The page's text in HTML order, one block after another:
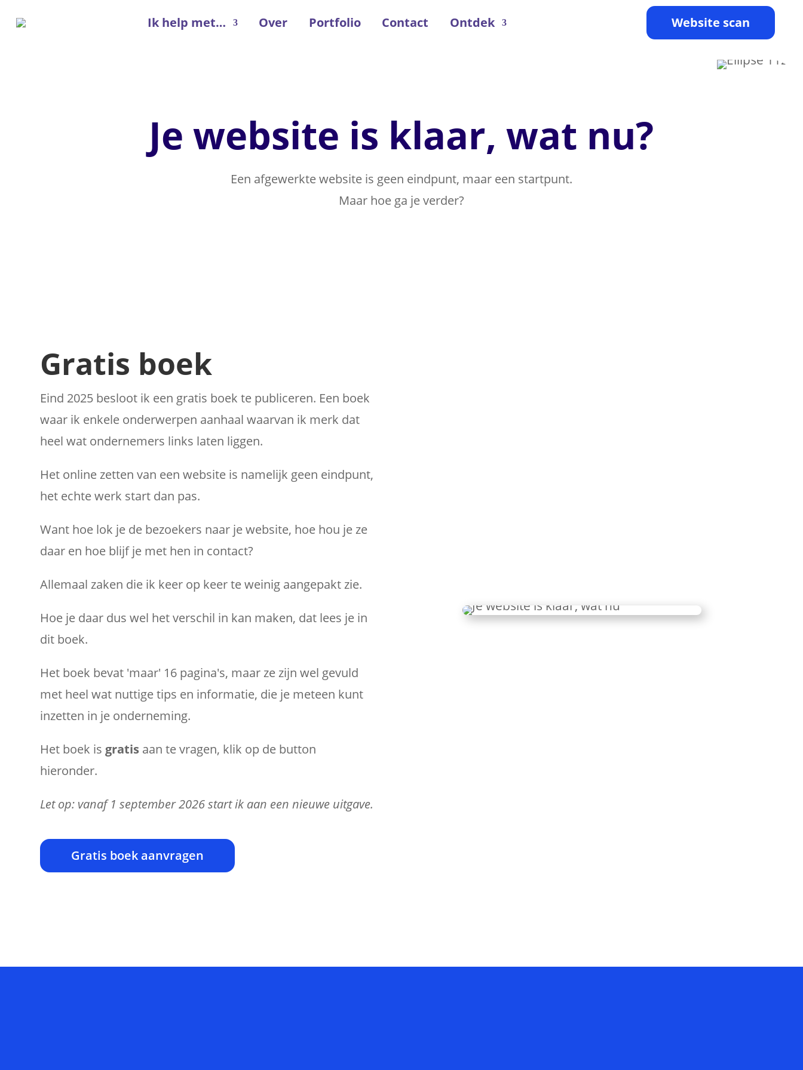
Ik help met… Over Portfolio Contact Ontdek Website scan
Je website is klaar, wat nu?
Een afgewerkte website is geen eindpunt, maar een startpunt.
Maar hoe ga je verder?
Gratis boek
Eind 2025 besloot ik een gratis boek te publiceren. Een boek
waar ik enkele onderwerpen aanhaal waarvan ik merk dat
heel wat ondernemers links laten liggen.
Het online zetten van een website is namelijk geen eindpunt,
het echte werk start dan pas.
Want hoe lok je de bezoekers naar je website, hoe hou je ze
daar en hoe blijf je met hen in contact?
Allemaal zaken die ik keer op keer te weinig aangepakt zie.
Hoe je daar dus wel het verschil in kan maken, dat lees je in
dit boek.
Het boek bevat 'maar' 16 pagina's, maar ze zijn wel gevuld
met heel wat nuttige tips en informatie, die je meteen kunt
inzetten in je onderneming.
Het boek is gratis aan te vragen, klik op de button
hieronder.
Let op: vanaf 1 september 2026 start ik aan een nieuwe uitgave.
Gratis boek aanvragen
Success!